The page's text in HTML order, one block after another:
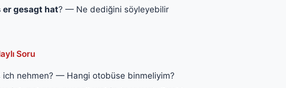
er gesagt hat? — Ne dediğini söyleyebilir
Soru
ich nehmen? — Hangi otobüse binmeliyim?